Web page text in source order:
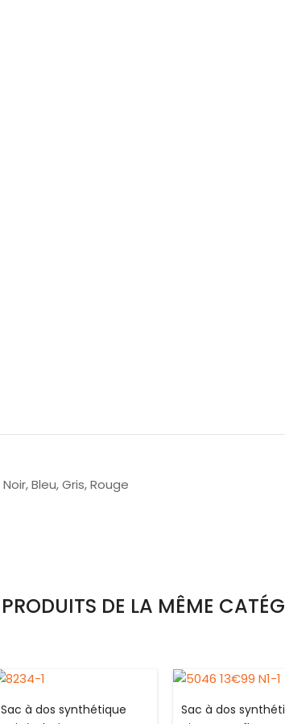
Noir, Bleu, Gris, Rouge
PRODUITS DE LA MÊME
Sac à dos synthétique
Sac à dos